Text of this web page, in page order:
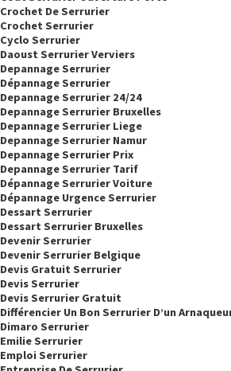
Crochet De Serrurier
Crochet Serrurier
Cyclo Serrurier
Daoust Serrurier Verviers
Depannage Serrurier
Dépannage Serrurier
Depannage Serrurier 24/24
Depannage Serrurier Bruxelles
Depannage Serrurier Liege
Depannage Serrurier Namur
Depannage Serrurier Prix
Depannage Serrurier Tarif
Dépannage Serrurier Voiture
Dépannage Urgence Serrurier
Dessart Serrurier
Dessart Serrurier Bruxelles
Devenir Serrurier
Devenir Serrurier Belgique
Devis Gratuit Serrurier
Devis Serrurier
Devis Serrurier Gratuit
Différencier Un Bon Serrurier D’un
Dimaro Serrurier
Emilie Serrurier
Emploi Serrurier